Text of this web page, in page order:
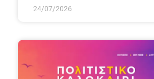
24/07/2026